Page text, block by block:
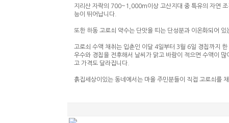
지리산 자락의 700~1,000m이상 고산지대 중 특유의 자연
능이 뛰어납니다.
또한 하동 고로쇠 약수는 단맛을 띠는 단성분과 이온화되어
고로쇠 수액 채취는 입춘인 이달 4일부터 3월 6일 경칩까지 한
우수와 경칩을 전후해서 날씨가 맑고 바람이 적으면 수액이
고 가격도 달라집니다.
흙집세상이있는 동네에서는 마을 주민분들이 직접 고로쇠를